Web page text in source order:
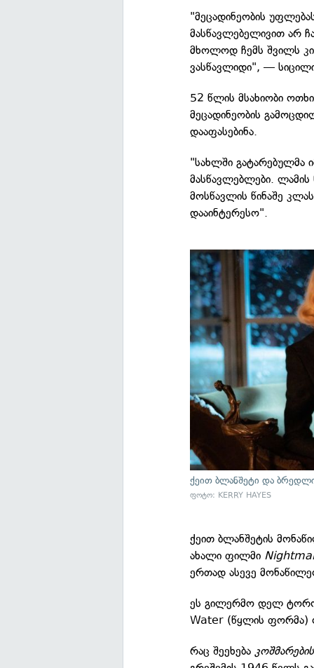
"მეცადინეობის
მასწავლებელივით არ
მხოლოდ ჩემს შვილს კი
ვასწავლიდი", —
52 წლის მსახიობი
მეცადინეობის
დააფასებინა.
"სახლში გატარებულმა
მასწავლებლები.
მოსწავლის წინაშე
დააინტერესო".
ქეით ბლანშეტი და
ფოტო: KERRY HAYES
ქეით ბლანშეტის
ახალი ფილმი
ერთად ასევე
ეს გილერმო დელ
Water (წყლის ფორმა)
რაც შეეხება